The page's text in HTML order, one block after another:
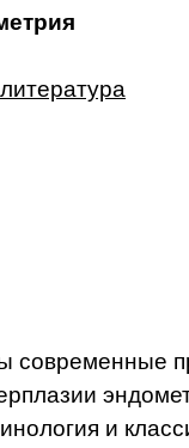
современные
и